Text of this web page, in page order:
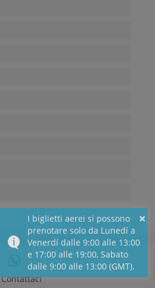
Contattaci
×
I biglietti aerei si possono
prenotare solo da Lunedí a
Venerdí dalle 9:00 alle 13:00
e 17:00 alle 19:00, Sabato
dalle 9:00 alle 13:00 (GMT).